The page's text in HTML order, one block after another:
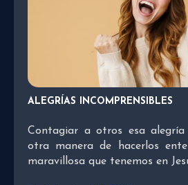
ALEGRÍAS INCOMPRENSIBLES
Contagiar a otros esa alegría
otra manera de hacerlos
maravillosa que tenemos en